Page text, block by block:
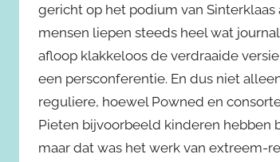
gericht op het podium van
mensen liepen steeds heel wat
afloop klakkeloos de verdraaide
een persconferentie. En dus niet
reguliere, hoewel Powned en
Pieten bijvoorbeeld kinderen hebben
maar dat was het werk van extreem-